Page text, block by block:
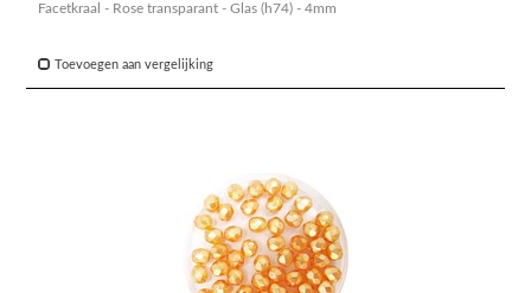
Facetkraal - Rose transparant - Glas (h74) - 4mm
Toevoegen aan vergelijking